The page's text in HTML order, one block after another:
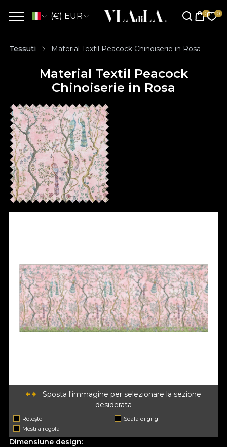
(€) EUR
Tessuti Material Textil Peacock Chinoiserie in Rosa
Material Textil Peacock
Chinoiserie in Rosa
Sposta l'immagine per selezionare la sezione
desiderata
Rotește
Scala di grigi
Mostra regola
Dimensiune design: